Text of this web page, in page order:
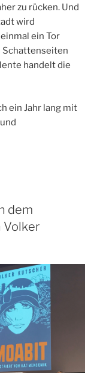
zu rücken. Und
wird
ein Tor
Schattenseiten
handelt die
ein Jahr lang mit
dem
Volker